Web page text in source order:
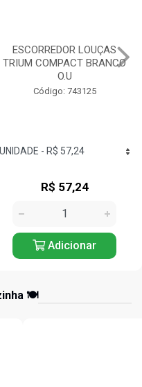
ESCORREDOR LOUÇAS
TRIUM COMPACT BRANCO
O.U
Código: 743125
R$ 57,24
Adicionar
🍽️